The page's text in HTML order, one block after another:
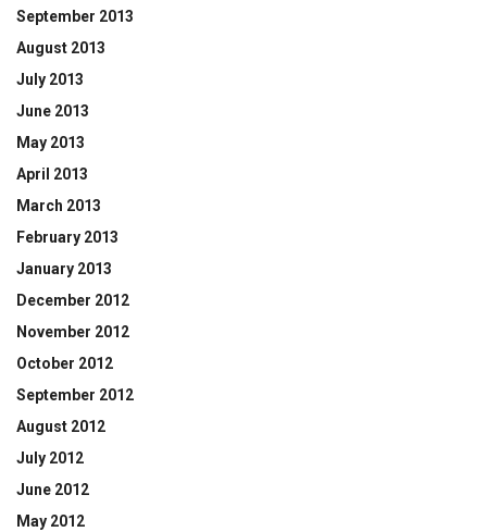
September 2013
August 2013
July 2013
June 2013
May 2013
April 2013
March 2013
February 2013
January 2013
December 2012
November 2012
October 2012
September 2012
August 2012
July 2012
June 2012
May 2012